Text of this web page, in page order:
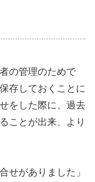
の管理のためで
存しておくことに
をした際に、過去
ことが出来、より
せがありました」